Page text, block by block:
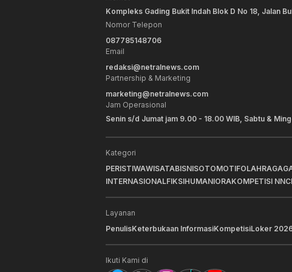
Kompleks Gading Bukit Indah Blok D No 18, Jalan
Nomor Telepon
087785148706
Email
redaksi@netralnews.com
Partnership & Marketing
marketing@netralnews.com
Jam Operasional
Senin s/d Jumat jam 9.00 - 18.00 WIB, Sabtu &
Kategori
PERISTIWAWISATABISNISOTOMOTIFOLAHRAGA
INTERNASIONALFIKSIHUMANIORAKOMPETISI NNC
Layanan
PenulisKeterbukaan InformasiKompetisiLoker
Ikuti Kami di